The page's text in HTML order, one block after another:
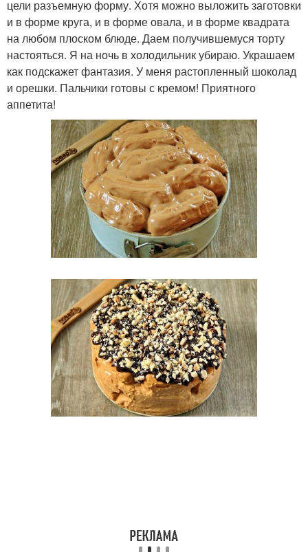
цели разъемную форму. Хотя можно выложить заготовки
и в форме круга, и в форме овала, и в форме квадрата
на любом плоском блюде. Даем получившемуся торту
настояться. Я на ночь в холодильник убираю. Украшаем
как подскажет фантазия. У меня растопленный шоколад
и орешки. Пальчики готовы с кремом! Приятного
аппетита!